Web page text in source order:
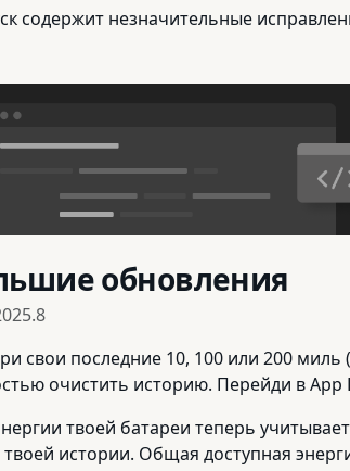
содержит незначительные
обновления
свои последние 10, 100 или 200
очистить историю. Перейди в App
твоей батареи теперь
истории. Общая доступная